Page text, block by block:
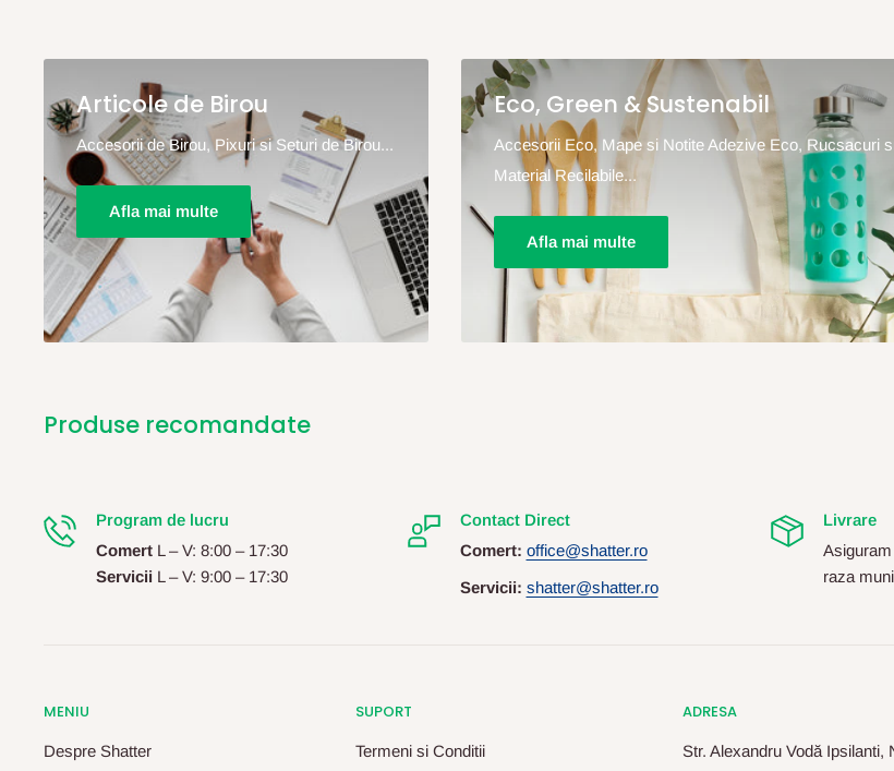
Articole de Birou
Accesorii de Birou, Pixuri si Seturi de Birou...
Afla mai multe
Eco, Green & Sustenabil
Accesorii Eco, Mape si Notite Adezive Eco, Rucsacuri
Material Recilabile...
Afla mai multe
Produse recomandate
Program de lucru
Comert L – V: 8:00 – 17:30
Servicii L – V: 9:00 – 17:30
Contact Direct
Comert: office@shatter.ro
Servicii: shatter@shatter.ro
Livrare
raza
MENIU
Despre Shatter
SUPORT
Termeni si Conditii
ADRESA
Str. Alexandru Vodă Ipsilanti,